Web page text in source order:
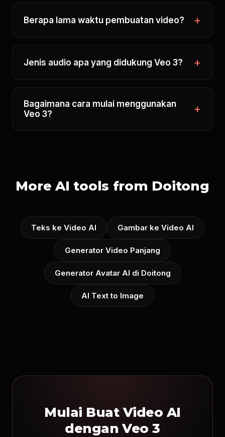
Berapa lama waktu pembuatan video?
Jenis audio apa yang didukung Veo 3?
Bagaimana cara mulai menggunakan
Veo 3?
More AI tools from Doitong
Teks ke Video AI Gambar ke Video AI
Generator Video Panjang
Generator Avatar AI di Doitong
AI Text to Image
Mulai Buat Video AI
dengan Veo 3